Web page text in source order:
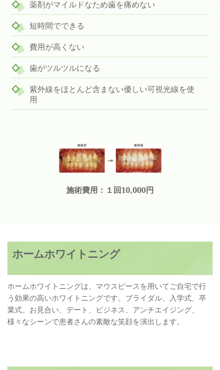
薬剤がマイルドなため歯を痛めない
短時間でできる
費用が高くない
歯がツルツルになる
紫外線をほとんど含まない優しい可視光線を使
用
施術費用：１回10,000円
ホームホワイトニング
ホームホワイトニングは、マウスピースを用いてご自宅で行
う効果の高いホワイトニングです。ブライダル、入学式、卒
業式、お見合い、デート、ビジネス、アンチエイジング、
様々なシーンで患者さんの素敵な笑顔を演出します。